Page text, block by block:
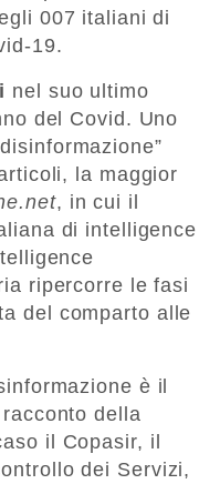
007 italiani di
19.
nel suo ultimo
del Covid. Uno
la maggior
, in cui il
di intelligence
ripercorre le fasi
del comparto alle
è il
della
il Copasir, il
dei Servizi,